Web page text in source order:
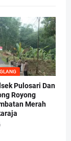
Pulosari Dan
Royong
Merah